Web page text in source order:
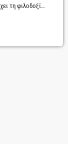
τη φιλοδοξία
τίτλος
την